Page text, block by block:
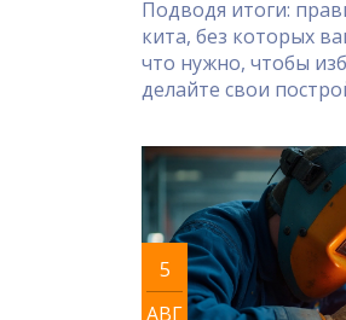
Подводя итоги:
кита, без которых
что нужно, чтобы
делайте свои
5
АВГ